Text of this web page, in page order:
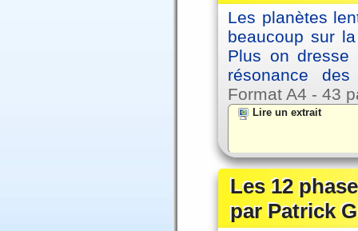
Les planètes
beaucoup sur
Plus on dresse
résonance
Format A4 - 43
Lire un extrait
Les 12
par Patrick